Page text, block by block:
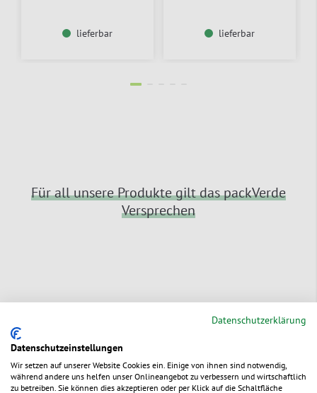
lieferbar lieferbar
Für all unsere Produkte gilt das packVerde
Versprechen
14:00 Uhr) erreichen Sie i.d.R. in 1 bis 2
Werktagen ab Lager – oder zu Ihrem
Wunschtermin.
Datenschutzerklärung
Datenschutzeinstellungen
Wir setzen auf unserer Website Cookies ein. Einige von ihnen sind notwendig,
während andere uns helfen unser Onlineangebot zu verbessern und wirtschaftlich
zu betreiben. Sie können dies akzeptieren oder per Klick auf die Schaltfläche